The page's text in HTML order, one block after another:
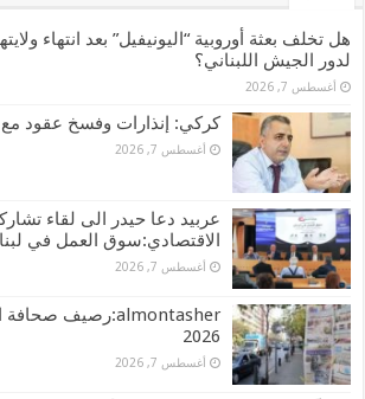
هل تخلف بعثة أوروبية “اليونيفيل” بعد انتهاء
لدور الجيش اللبناني؟
أغسطس 7, 2026
كركي: إنذارات وفسخ عقود
أغسطس 7, 2026
عربيد دعا حيدر الى لقاء
الاقتصادي:سوق العمل في
أغسطس 7, 2026
2026
أغسطس 7, 2026